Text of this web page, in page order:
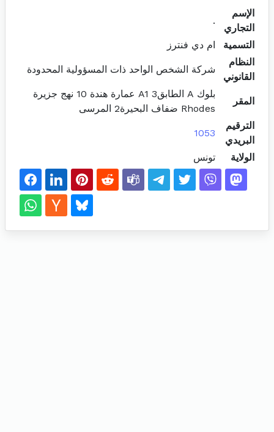
الإسم
التجاري
.
التسمية
ام دي فنترز
النظام
القانوني
شركة الشخص الواحد ذات المسؤولية المحدودة
المقر
بلوك A الطابق3 A1 عمارة هندة 10 نهج جزيرة
Rhodes ضفاف البحيرة2 المرسى
الترقيم
البريدي
1053
الولاية تونس